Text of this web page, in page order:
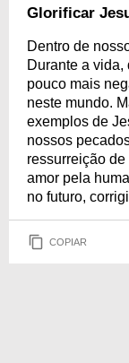
animação pela
Glorificar
Dentro de
Durante a
pouco mais
neste mundo.
exemplos de
nossos
ressurreição
amor pela
no futuro,
COPIAR